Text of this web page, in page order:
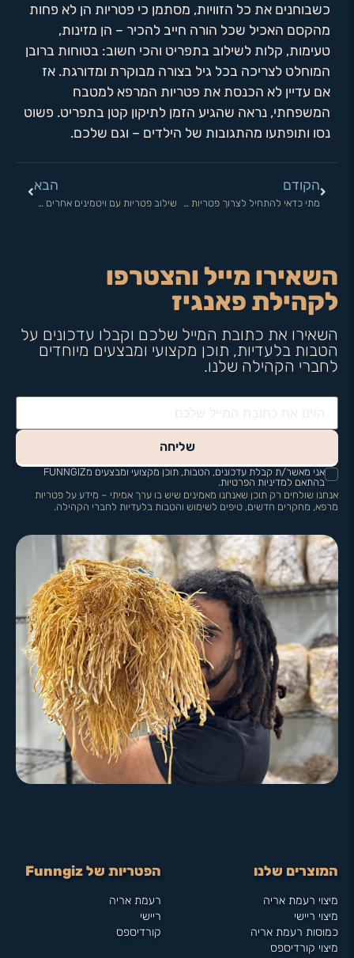
כשבוחנים את כל הזוויות, מסתמן כי פטריות הן לא פחות
מהקסם האכיל שכל הורה חייב להכיר – הן מזינות,
טעימות, קלות לשילוב בתפריט והכי חשוב: בטוחות ברובן
המוחלט לצריכה בכל גיל בצורה מבוקרת ומדורגת. אז
אם עדיין לא הכנסת את פטריות המרפא למטבח
המשפחתי, נראה שהגיע הזמן לתיקון קטן בתפריט. פשוט
נסו ותופתעו מהתגובות של הילדים – וגם שלכם.
הקודם
מתי כדאי להתחיל לצרוך פטריות מרפא? כל התשובות כאן!
הבא
שילוב פטריות עם ויטמינים אחרים – כל מה שצריך לדעת
השאירו מייל והצטרפו
לקהילת פאנגיז
השאירו את כתובת המייל שלכם וקבלו עדכונים על
הטבות בלעדיות, תוכן מקצועי ומבצעים מיוחדים
לחברי הקהילה שלנו.
שליחה
אני מאשר/ת קבלת עדכונים, הטבות, תוכן מקצועי ומבצעים מFUNNGIZ
בהתאם למדיניות הפרטיות.
אנחנו שולחים רק תוכן שאנחנו מאמינים שיש בו ערך אמיתי – מידע על פטריות
מרפא, מחקרים חדשים, טיפים לשימוש והטבות בלעדיות לחברי הקהילה.
המוצרים שלנו
מיצוי רעמת אריה
מיצוי ריישי
כמוסות רעמת אריה
מיצוי קורדיספס
הפטריות של Funngiz
רעמת אריה
ריישי
קורדיספס